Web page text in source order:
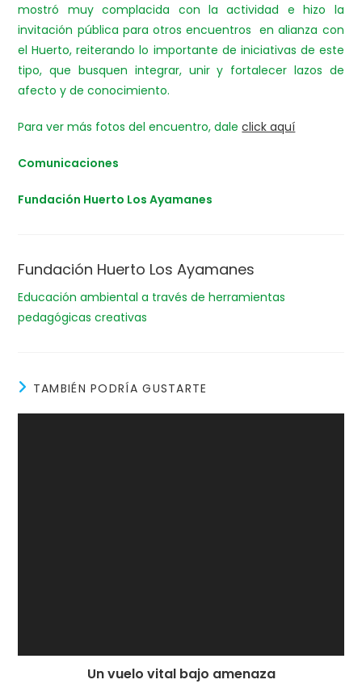
mostró muy complacida con la actividad e hizo la
invitación pública para otros encuentros en alianza con
el Huerto, reiterando lo importante de iniciativas de este
tipo, que busquen integrar, unir y fortalecer lazos de
afecto y de conocimiento.
Para ver más fotos del encuentro, daleclick aquí
Comunicaciones
Fundación Huerto Los Ayamanes
Fundación Huerto Los Ayamanes
Educación ambiental a través de herramientas
pedagógicas creativas
TAMBIÉN PODRÍA GUSTARTE
Un vuelo vital bajo amenaza